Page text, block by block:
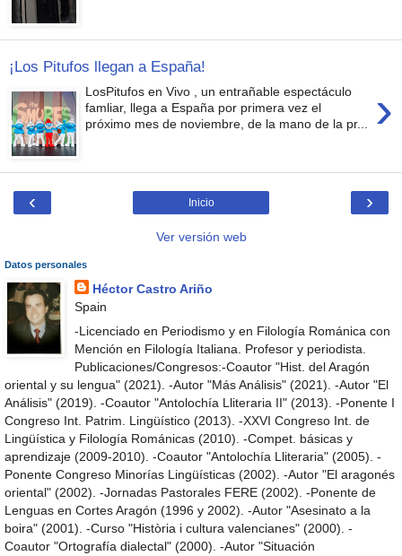
¡Los Pitufos llegan a España!
›
LosPitufos en Vivo , un entrañable espectáculo
famliar, llega a España por primera vez el
próximo mes de noviembre, de la mano de la pr...
‹ ›
Inicio
Ver versión web
Datos personales
Héctor Castro Ariño
Spain
-Licenciado en Periodismo y en Filología Románica con
Mención en Filología Italiana. Profesor y periodista.
Publicaciones/Congresos:-Coautor "Hist. del Aragón
oriental y su lengua" (2021). -Autor "Más Análisis" (2021). -Autor "El
Análisis" (2019). -Coautor "Antolochía Lliteraria II" (2013). -Ponente I
Congreso Int. Patrim. Lingüístico (2013). -XXVI Congreso Int. de
Lingüística y Filología Románicas (2010). -Compet. básicas y
aprendizaje (2009-2010). -Coautor "Antolochía Lliteraria" (2005). -
Ponente Congreso Minorías Lingüísticas (2002). -Autor "El aragonés
oriental" (2002). -Jornadas Pastorales FERE (2002). -Ponente de
Lenguas en Cortes Aragón (1996 y 2002). -Autor "Asesinato a la
boira" (2001). -Curso "Història i cultura valencianes" (2000). -
Coautor "Ortografía dialectal" (2000). -Autor "Situación